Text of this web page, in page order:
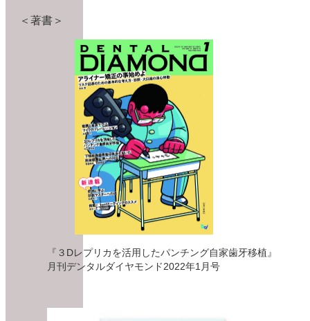
＜著書＞
『３Dレプリカを活用したパンチング自家歯牙移植』
月刊デンタルダイヤモンド2022年1月号